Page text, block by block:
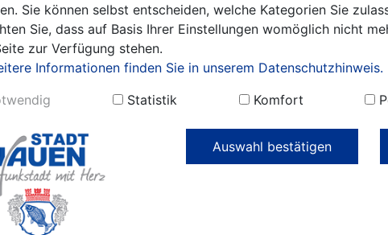
Sie können selbst entscheiden, welche Kategorien Sie
Sie, dass auf Basis Ihrer Einstellungen womöglich nicht
zur Verfügung stehen.
Informationen finden Sie in unserem Datenschutzhinweis.
Statistik Komfort
Auswahl bestätigen
Ergänzend für die Linie 665: Allgemeine
663 PlusBus Havelland Nauen – Dallgow-
Entfall der Kurzfahrten zwischen Nauen und
666 Stadtbus Nauen: